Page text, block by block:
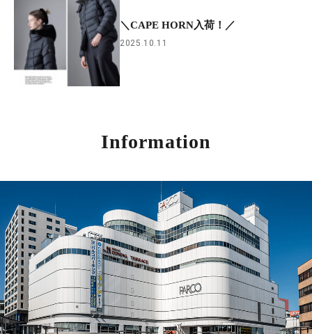
＼CAPE HORN入荷！／
2025.10.11
Information